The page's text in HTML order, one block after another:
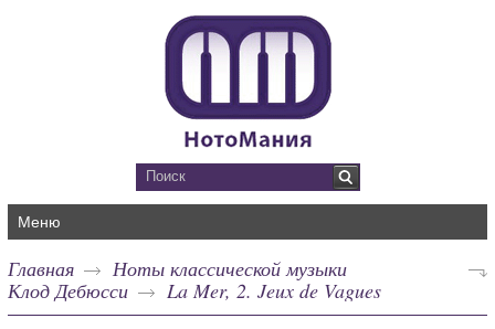
Меню
Главная
Ноты классической музыки
Клод Дебюсси
La Mer, 2. Jeux de Vagues